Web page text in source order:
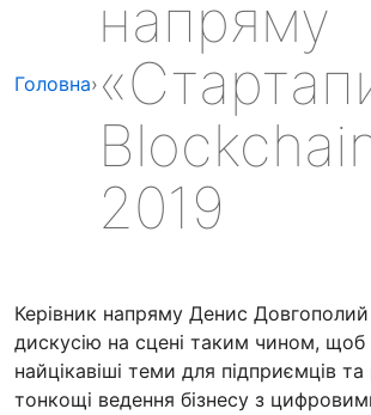
Головна›
напряму
2019
Керівник напряму Денис
дискусію на сцені таким чином, щоб
найцікавіші теми для підприємців
тонкощі ведення бізнесу з